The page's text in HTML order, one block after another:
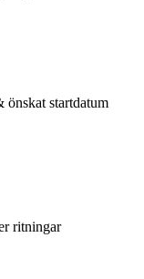
önskat startdatum
ritningar